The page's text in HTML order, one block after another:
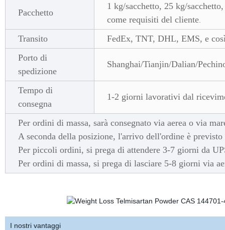
Pacchetto
1 kg/sacchetto, 25 kg/
come requisiti del cliente.
Transito
FedEx, TNT, DHL, EMS, e
Porto di
spedizione
Shanghai/Tianjin/Dalian/
Tempo di
consegna
1-2 giorni lavorativi dal
Per ordini di massa, sarà consegnato via aerea o via
A seconda della posizione, l'arrivo dell'ordine è
Per piccoli ordini, si prega di attendere 3-7 giorni da
Per ordini di massa, si prega di lasciare 5-8 giorni via
I nostri vantaggi